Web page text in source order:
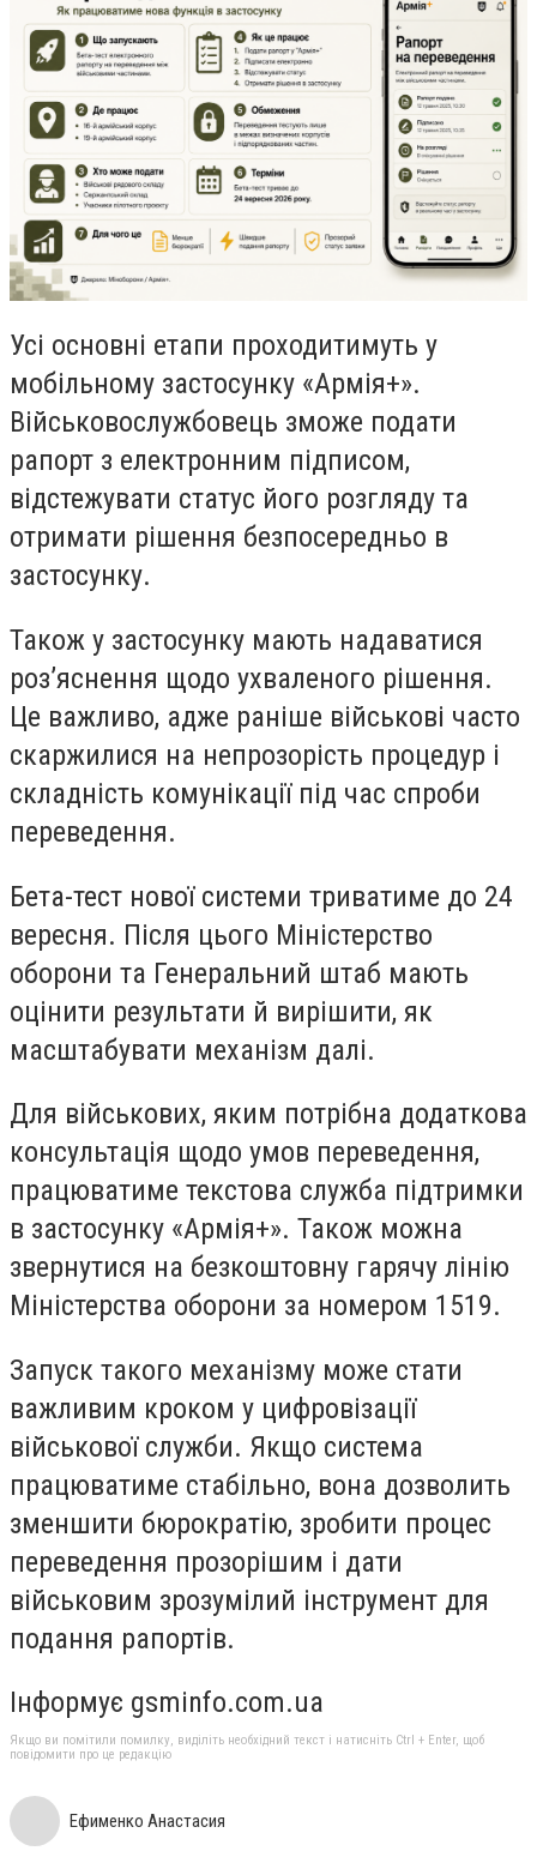
Усі основні етапи проходитимуть у
мобільному застосунку «Армія+».
Військовослужбовець зможе подати
рапорт з електронним підписом,
відстежувати статус його розгляду та
отримати рішення безпосередньо в
застосунку.
Також у застосунку мають надаватися
роз’яснення щодо ухваленого рішення.
Це важливо, адже раніше військові часто
скаржилися на непрозорість процедур і
складність комунікації під час спроби
переведення.
Бета-тест нової системи триватиме до 24
вересня. Після цього Міністерство
оборони та Генеральний штаб мають
оцінити результати й вирішити, як
масштабувати механізм далі.
Для військових, яким потрібна додаткова
консультація щодо умов переведення,
працюватиме текстова служба підтримки
в застосунку «Армія+». Також можна
звернутися на безкоштовну гарячу лінію
Міністерства оборони за номером 1519.
Запуск такого механізму може стати
важливим кроком у цифровізації
військової служби. Якщо система
працюватиме стабільно, вона дозволить
зменшити бюрократію, зробити процес
переведення прозорішим і дати
військовим зрозумілий інструмент для
подання рапортів.
Інформує gsminfo.com.ua
Якщо ви помітили помилку, виділіть необхідний текст і натисніть Ctrl + Enter, щоб
повідомити про це редакцію
Ефименко Анастасия